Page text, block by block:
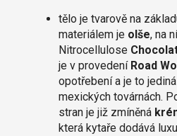
tělo je tvarově na
materiálem je olše, na
Nitrocellulose
je v provedení Road
opotřebení a je to
mexických továrnách.
stran je již zmíněná
která kytaře dodává